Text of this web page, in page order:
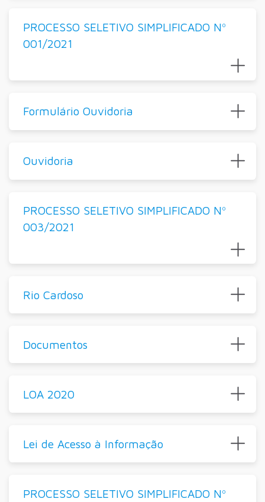
PROCESSO SELETIVO SIMPLIFICADO Nº
001/2021
Formulário Ouvidoria
Ouvidoria
PROCESSO SELETIVO SIMPLIFICADO Nº
003/2021
Rio Cardoso
Documentos
LOA 2020
Lei de Acesso à Informação
PROCESSO SELETIVO SIMPLIFICADO Nº